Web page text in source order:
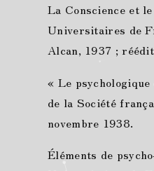
La Conscience et
Universitaires de
Alcan, 1937 ;
« Le
de la Société
novembre 1938.
Éléments de